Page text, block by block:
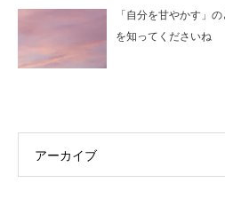
「自分を甘やかす」
を知ってくださいね
アーカイブ